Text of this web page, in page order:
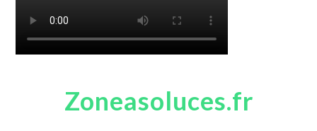
Zoneasoluces.fr